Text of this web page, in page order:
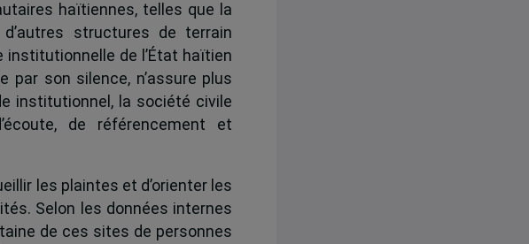
haïtiennes, telles que la
structures de terrain
de l’État haïtien
par son silence, n’assure plus
institutionnel, la société civile
de référencement et
les plaintes et d’orienter les
Selon les données internes
de ces sites de personnes